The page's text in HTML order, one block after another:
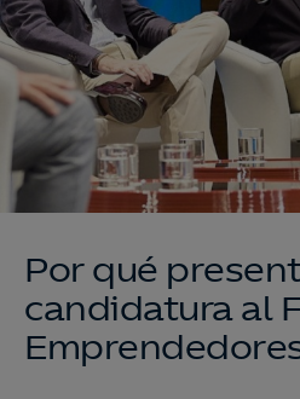
Por qué
candidatura al